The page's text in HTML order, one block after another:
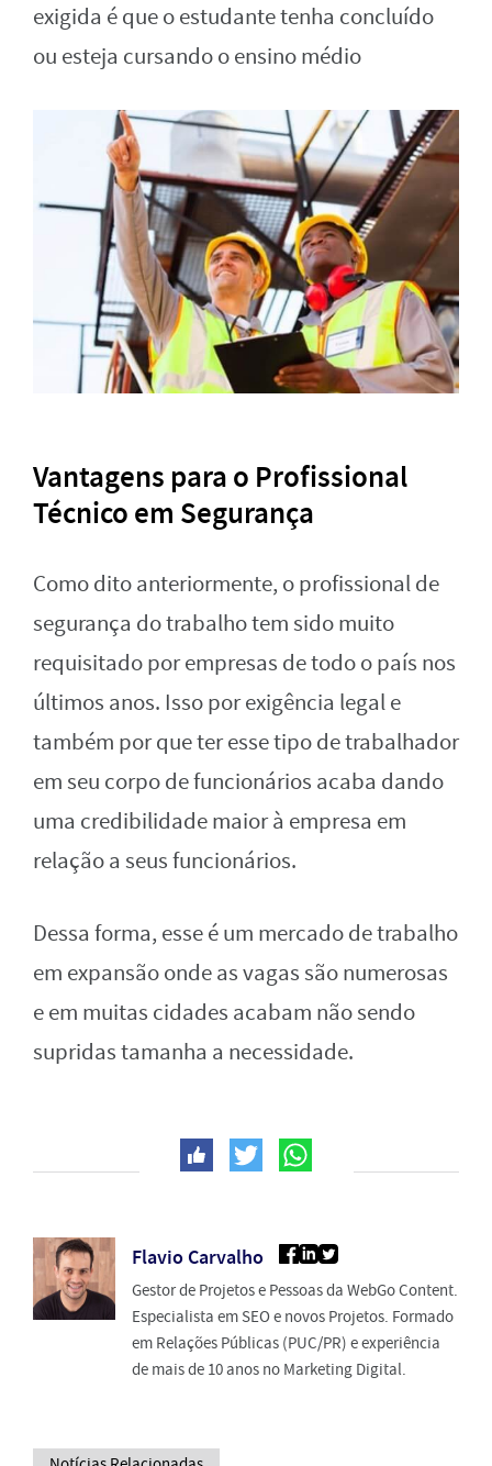
exigida é que o estudante tenha concluído
ou esteja cursando o ensino médio
Vantagens para o Profissional
Técnico em Segurança
Como dito anteriormente, o profissional de
segurança do trabalho tem sido muito
requisitado por empresas de todo o país nos
últimos anos. Isso por exigência legal e
também por que ter esse tipo de trabalhador
em seu corpo de funcionários acaba dando
uma credibilidade maior à empresa em
relação a seus funcionários.
Dessa forma, esse é um mercado de trabalho
em expansão onde as vagas são numerosas
e em muitas cidades acabam não sendo
supridas tamanha a necessidade.
Flavio Carvalho
Gestor de Projetos e Pessoas da WebGo Content.
Especialista em SEO e novos Projetos. Formado
em Relações Públicas (PUC/PR) e experiência
de mais de 10 anos no Marketing Digital.